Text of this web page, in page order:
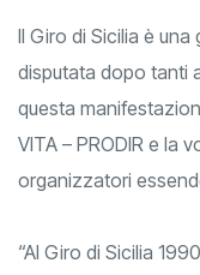
Il Giro di Sicilia è
disputata dopo tanti
questa
VITA – PRODIR e la
organizzatori
“Al Giro di Sicilia